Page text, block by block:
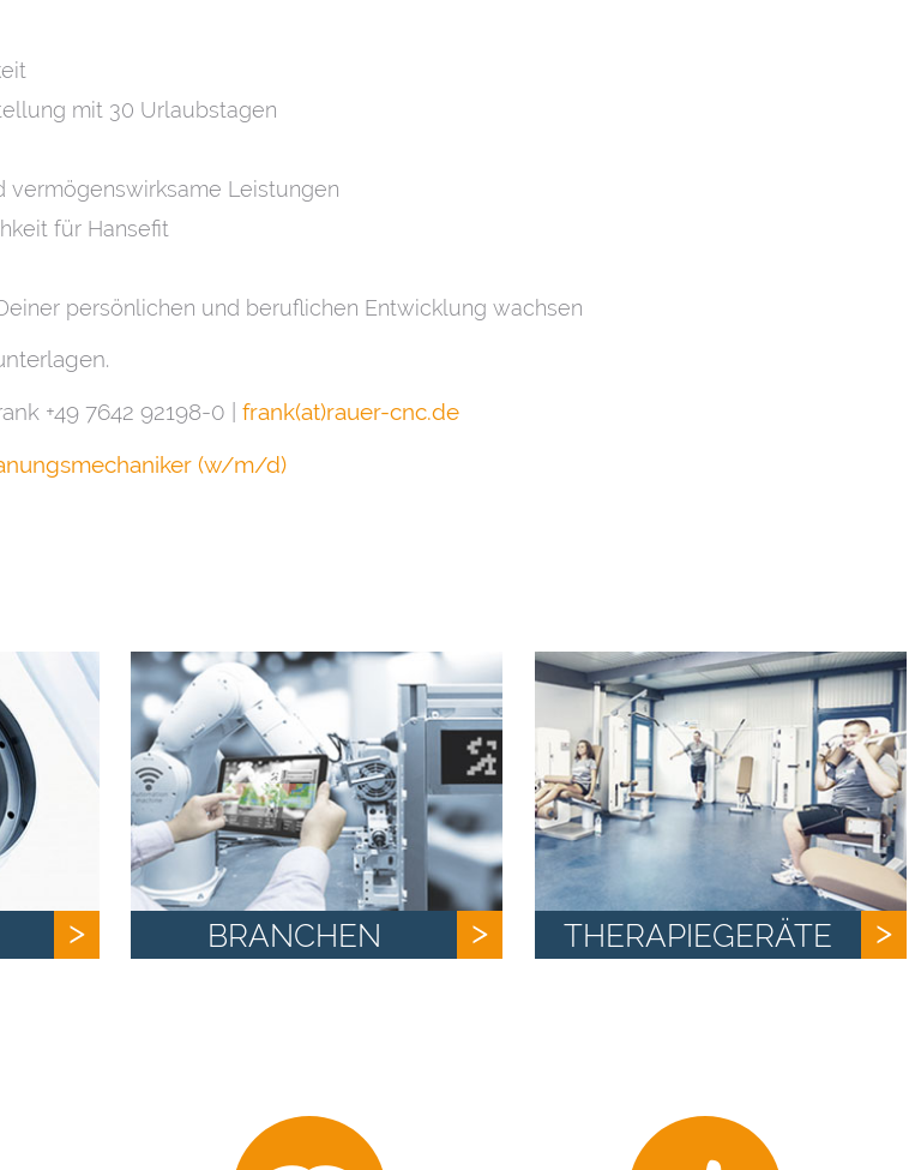
mit 30 Urlaubstagen
Leistungen
für Hansefit
persönlichen und beruflichen Entwicklung wachsen
+49 7642 92198-0 | frank(at)rauer-cnc.de
(w/m/d)
BRANCHEN THERAPIEGERÄTE